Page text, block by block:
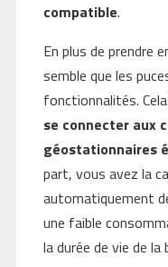
compatible.
En plus de prendre
semble que les
fonctionnalités.
se connecter aux
géostationnaires
part, vous avez la
automatiquement
une faible
la durée de vie de la